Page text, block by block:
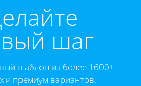
шаг
шаблон из более 1600+
и премиум вариантов.